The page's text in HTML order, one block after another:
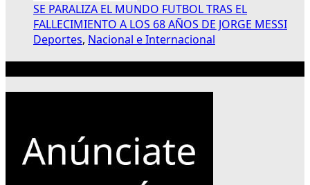
SE PARALIZA EL MUNDO FUTBOL TRAS EL
FALLECIMIENTO A LOS 68 AÑOS DE JORGE MESSI
Deportes, Nacional e Internacional